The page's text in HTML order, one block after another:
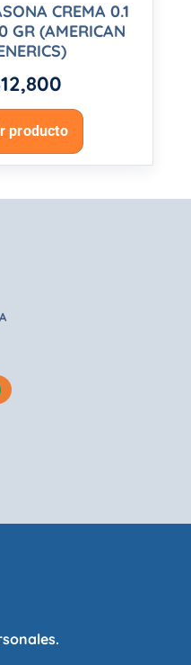
CREMA 0.1
GR (AMERICAN
12,800
producto